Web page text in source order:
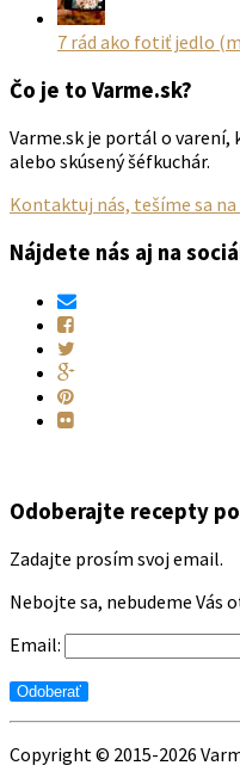
7 rád ako fotiť jedlo
Čo je to Varme.sk?
Varme.sk je portál o varení,
alebo skúsený šéfkuchár.
Kontaktuj nás, tešíme sa
Nájdete nás aj na
Odoberajte recepty
Zadajte prosím svoj email.
Nebojte sa, nebudeme Vás
Email:
Copyright © 2015-2026